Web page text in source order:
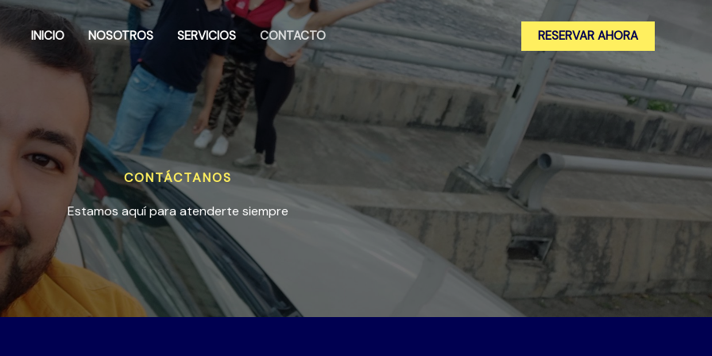
INICIO NOSOTROS SERVICIOS CONTACTO RESERVAR AHORA
CONTÁCTANOS
Estamos aquí para atenderte siempre